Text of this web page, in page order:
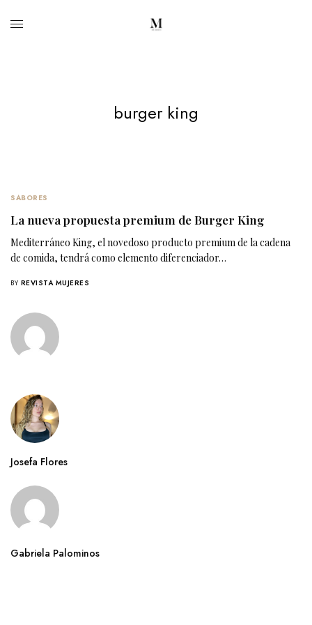
burger king
SABORES
La nueva propuesta premium de Burger King
Mediterráneo King, el novedoso producto premium de la cadena
de comida, tendrá como elemento diferenciador…
BY REVISTA MUJERES
Josefa Flores
Gabriela Palominos